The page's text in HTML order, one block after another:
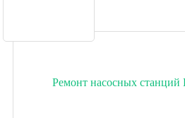
Ремонт насосных станций